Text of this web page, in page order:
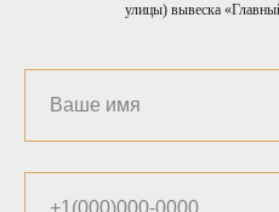
улицы) вывеска